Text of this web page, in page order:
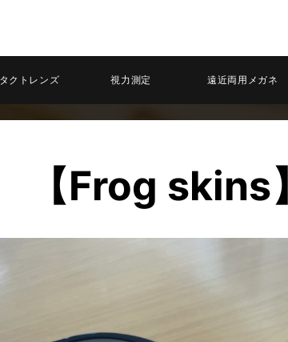
クトレンズ 視力測定 遠近両用メガネ
【Frog skins】